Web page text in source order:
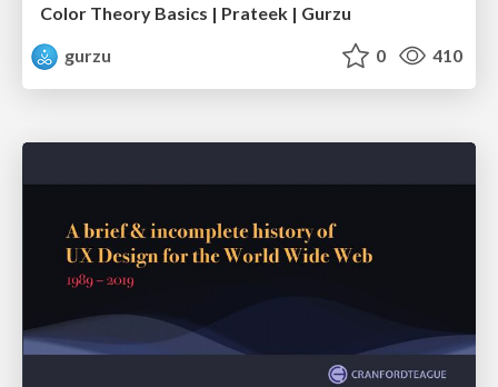
Color Theory Basics | Prateek | Gurzu
gurzu
0 410